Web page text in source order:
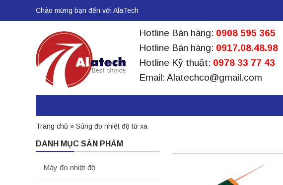
Chào mừng bạn đến với AlaTech
Hotline Bán hàng: 0908 595 365
Hotline Bán hàng: 0917.08.48.98
Hotline Kỹ thuật: 0978 33 77 43
Email: Alatechco@gmail.com
Trang chủ » Súng đo nhiệt độ từ xa
DANH MỤC SẢN PHẨM
Máy đo nhiệt độ